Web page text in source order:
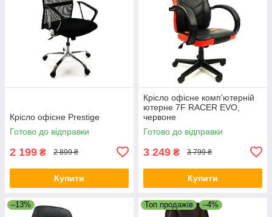
Крісло офісне Prestige
Готово до відправки
2 199 ₴ 2 899 ₴
Купити
Крісло офісне комп'ютерній
ютерне 7F RACER EVO,
червоне
Готово до відправки
3 249 ₴ 3 799 ₴
Купити
–13% Топ продажів –4%